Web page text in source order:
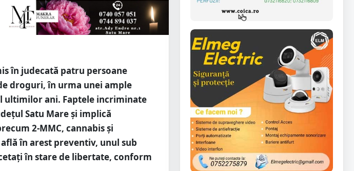
în judecată patru persoane
droguri, în urma unei ample
ultimilor ani. Faptele incriminate
Satu Mare și implică
2-MMC, cannabis și
în arest preventiv, unul sub
în stare de libertate, conform